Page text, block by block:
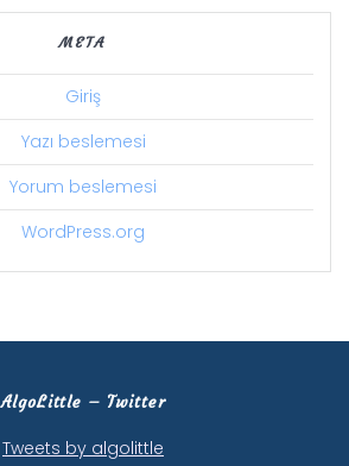
META
Giriş
Yazı beslemesi
Yorum beslemesi
WordPress.org
AlgoLittle – Twitter
Tweets by algolittle